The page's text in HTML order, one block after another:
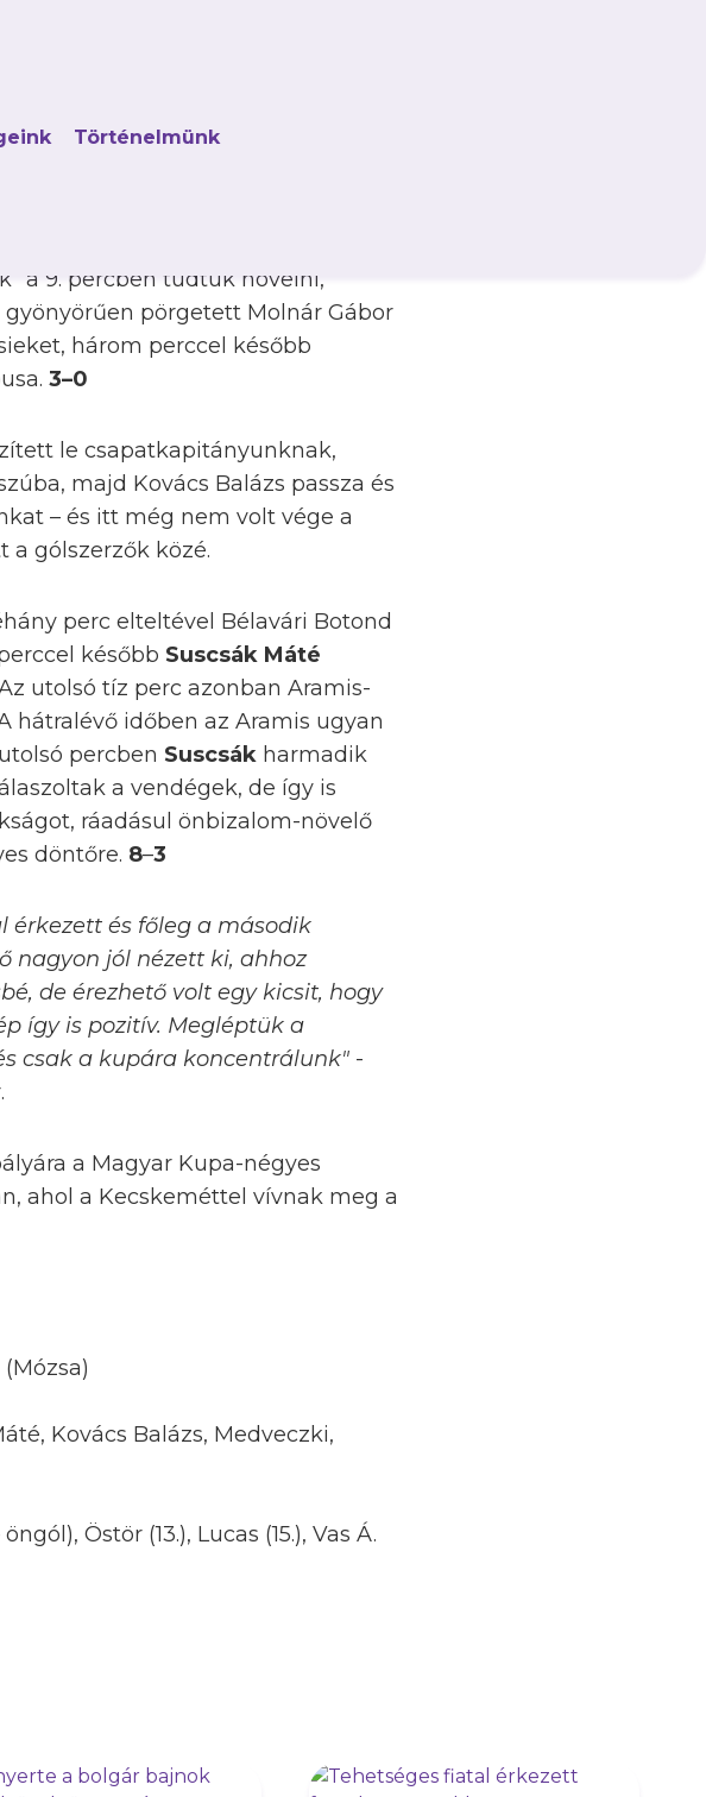
Történelmünk
újra hazai pályán Németh
megadva ezzel a mérkőzés
akadt, Hadzsi Máté és
a 9. percben tudtuk növelni,
pörgetett Molnár Gábor
három perccel később
3–0
le csapatkapitányunknak,
majd Kovács Balázs passza és
– és itt még nem volt vége a
a gólszerzők közé.
perc elteltével Bélavári Botond
később Suscsák Máté
utolsó tíz perc azonban Aramis-
hátralévő időben az Aramis ugyan
percben Suscsák harmadik
a vendégek, de így is
ráadásul önbizalom-növelő
döntőre. 8–3
és főleg a második
nagyon jól nézett ki, ahhoz
de érezhető volt egy kicsit, hogy
így is pozitív. Megléptük a
csak a kupára koncentrálunk" -
a Magyar Kupa-négyes
ahol a Kecskeméttel vívnak meg a
Kovács Balázs, Medveczki,
Östör (13.), Lucas (15.), Vas Á.